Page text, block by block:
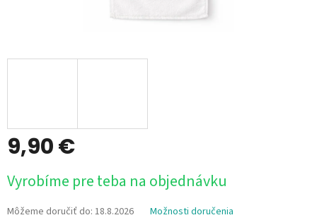
9,90 €
cena:
Vyrobíme pre teba na objednávku
Môžeme doručiť do: 18.8.2026 Možnosti doručenia